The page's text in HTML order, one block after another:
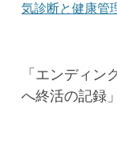
気診断と健康管
「 エンディン
へ終活の記録